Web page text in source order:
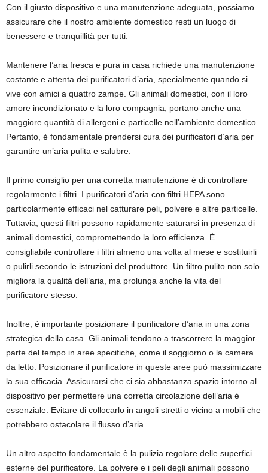
Con il giusto dispositivo e una manutenzione adeguata, possiamo
assicurare che il nostro ambiente domestico resti un luogo di
benessere e tranquillità per tutti.
Mantenere l’aria fresca e pura in casa richiede una manutenzione
costante e attenta dei purificatori d’aria, specialmente quando si
vive con amici a quattro zampe. Gli animali domestici, con il loro
amore incondizionato e la loro compagnia, portano anche una
maggiore quantità di allergeni e particelle nell’ambiente domestico.
Pertanto, è fondamentale prendersi cura dei purificatori d’aria per
garantire un’aria pulita e salubre.
Il primo consiglio per una corretta manutenzione è di controllare
regolarmente i filtri. I purificatori d’aria con filtri HEPA sono
particolarmente efficaci nel catturare peli, polvere e altre particelle.
Tuttavia, questi filtri possono rapidamente saturarsi in presenza di
animali domestici, compromettendo la loro efficienza. È
consigliabile controllare i filtri almeno una volta al mese e sostituirli
o pulirli secondo le istruzioni del produttore. Un filtro pulito non solo
migliora la qualità dell’aria, ma prolunga anche la vita del
purificatore stesso.
Inoltre, è importante posizionare il purificatore d’aria in una zona
strategica della casa. Gli animali tendono a trascorrere la maggior
parte del tempo in aree specifiche, come il soggiorno o la camera
da letto. Posizionare il purificatore in queste aree può massimizzare
la sua efficacia. Assicurarsi che ci sia abbastanza spazio intorno al
dispositivo per permettere una corretta circolazione dell’aria è
essenziale. Evitare di collocarlo in angoli stretti o vicino a mobili che
potrebbero ostacolare il flusso d’aria.
Un altro aspetto fondamentale è la pulizia regolare delle superfici
esterne del purificatore. La polvere e i peli degli animali possono